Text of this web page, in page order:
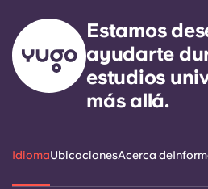
Estamos
ayudarte
estudios
más allá.
IdiomaUbicacionesAcerca de